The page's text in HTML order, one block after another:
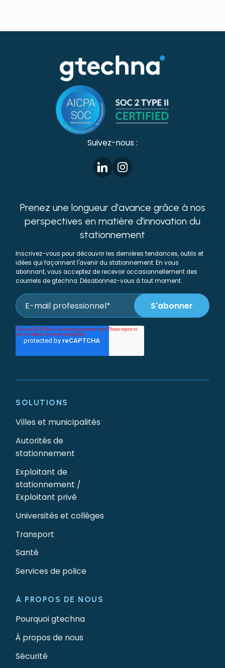
Suivez-nous :
Prenez une longueur d'avance grâce à nos
perspectives en matière d'innovation du
stationnement
Inscrivez-vous pour découvrir les dernières tendances, outils et
idées qui façonnent l'avenir du stationnement. En vous
abonnant, vous acceptez de recevoir occasionnellement des
courriels de gtechna. Désabonnez-vous à tout moment.
À PROPOS DE NOUS
Pourquoi gtechna
À propos de nous
Sécurité
SOLUTIONS
Villes et municipalités
Autorités de
stationnement
Exploitant de
stationnement /
Exploitant privé
Universités et collèges
Transport
Santé
Services de police